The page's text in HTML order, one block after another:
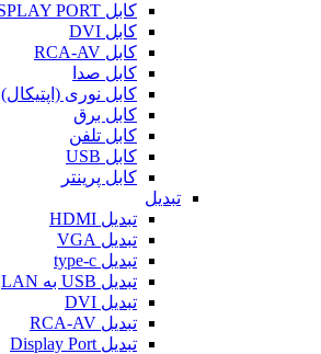
کابل DISPLAY PORT
کابل DVI
کابل RCA-AV
کابل صدا
کابل نوری (اپتیکال)
کابل برق
کابل تلفن
کابل USB
کابل پرینتر
تبدیل
تبدیل HDMI
تبدیل VGA
تبدیل type-c
تبدیل USB به LAN
تبدیل DVI
تبدیل RCA-AV
تبدیل Display Port